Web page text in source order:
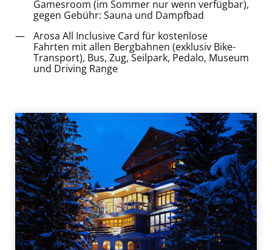
Gamesroom (im Sommer nur wenn verfügbar),
gegen Gebühr: Sauna und Dampfbad
Arosa All Inclusive Card für kostenlose
Fahrten mit allen Bergbahnen (exklusiv Bike-
Transport), Bus, Zug, Seilpark, Pedalo, Museum
und Driving Range